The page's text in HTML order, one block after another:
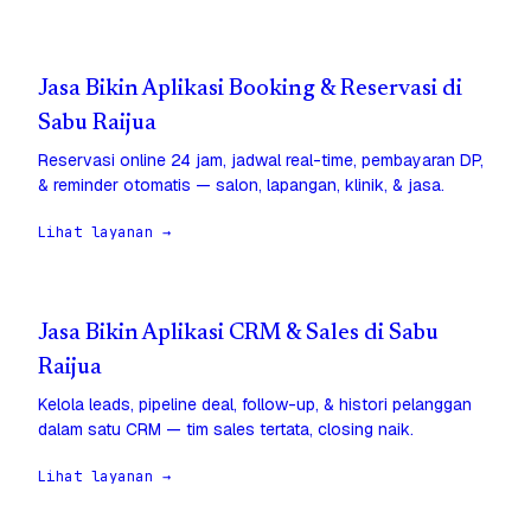
Jasa Bikin Aplikasi Booking & Reservasi di
Sabu Raijua
Reservasi online 24 jam, jadwal real-time, pembayaran DP,
& reminder otomatis — salon, lapangan, klinik, & jasa.
Lihat layanan →
Jasa Bikin Aplikasi CRM & Sales di Sabu
Raijua
Kelola leads, pipeline deal, follow-up, & histori pelanggan
dalam satu CRM — tim sales tertata, closing naik.
Lihat layanan →